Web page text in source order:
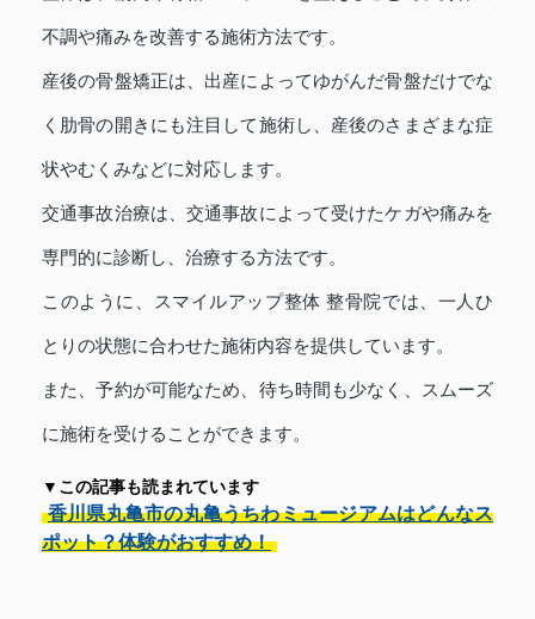
不調や痛みを改善する施術方法です。
産後の骨盤矯正は、出産によってゆがんだ骨盤だけでな
く肋骨の開きにも注目して施術し、産後のさまざまな症
状やむくみなどに対応します。
交通事故治療は、交通事故によって受けたケガや痛みを
専門的に診断し、治療する方法です。
このように、スマイルアップ整体 整骨院では、一人ひ
とりの状態に合わせた施術内容を提供しています。
また、予約が可能なため、待ち時間も少なく、スムーズ
に施術を受けることができます。
▼この記事も読まれています
香川県丸亀市の丸亀うちわミュージアムはどんなス
ポット？体験がおすすめ！